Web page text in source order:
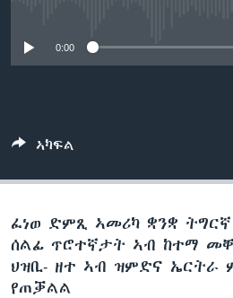
0:00
ኣካፍል
ፈነወ ድምጺ ኣመሪካ ቋንቋ ትግርኛ
ሰልፊ ጥሮተኛታት ኣብ ከተማ
ህዝቢ- ዘተ ኣብ ዝምድና ኤርትራ
የጠቓልል